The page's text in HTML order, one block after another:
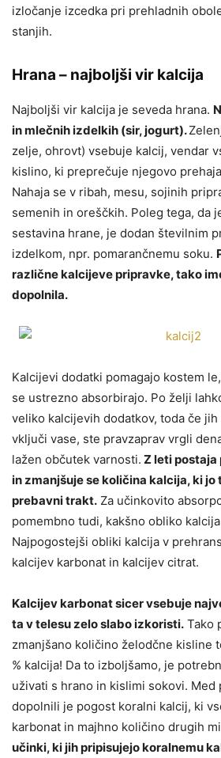
izločanje izcedka pri prehladnih
stanjih.
Hrana – najboljši vir kalcija
Najboljši vir kalcija je seveda hrana.
in mlečnih izdelkih (sir, jogurt).
zelje, ohrovt) vsebuje kalcij, vendar
kislino, ki preprečuje njegovo
Nahaja se v ribah, mesu, sojinih
semenih in oreščkih. Poleg tega, da
sestavina hrane, je dodan številnim
izdelkom, npr. pomarančnemu soku.
različne kalcijeve pripravke, tako
dopolnila.
Kalcijevi dodatki pomagajo kostem
se ustrezno absorbirajo. Po želji
veliko kalcijevih dodatkov, toda če
vključi vase, ste pravzaprav vrgli
lažen občutek varnosti. Z leti postaja
in zmanjšuje se količina kalcija, ki jo
prebavni trakt. Za učinkovito
pomembno tudi, kakšno obliko
Najpogostejši obliki kalcija v
kalcijev karbonat in kalcijev citrat.
Kalcijev karbonat sicer vsebuje
ta v telesu zelo slabo izkoristi. Tako
zmanjšano količino želodčne kisline
% kalcija! Da to izboljšamo, je
uživati s hrano in kislimi sokovi. Med
dopolnili je pogost koralni kalcij, ki
karbonat in majhno količino drugih
učinki, ki jih pripisujejo koralnemu